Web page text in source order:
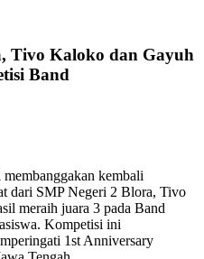
Tivo Kaloko dan Gayuh
Band
kembali
dari SMP Negeri 2 Blora, Tivo
meraih juara 3 pada Band
Kompetisi ini
1st Anniversary